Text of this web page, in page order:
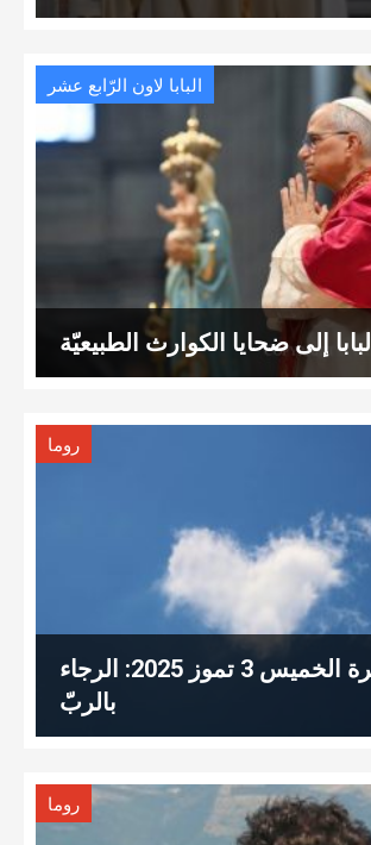
البابا لاون الرّابع عشر
البابا إلى ضحايا الكوارث الطبيعيّة
روما
عناوين نشرة الخميس 3 تموز 2025: الرجاء
بالربّ
روما